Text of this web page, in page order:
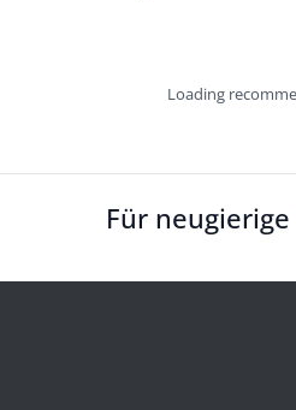
Loading
Für